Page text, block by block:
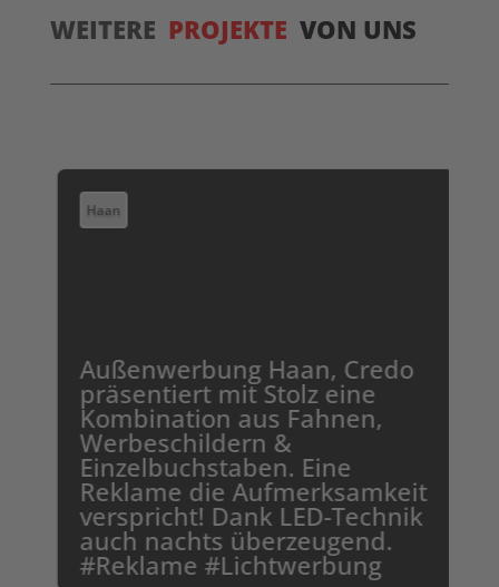
WEITERE PROJEKTE VON UNS
Haan
Außenwerbung Haan, Credo
präsentiert mit Stolz eine
Kombination aus Fahnen,
Werbeschildern &
Einzelbuchstaben. Eine
Reklame die Aufmerksamkeit
verspricht! Dank LED-Technik
auch nachts überzeugend.
#Reklame #Lichtwerbung